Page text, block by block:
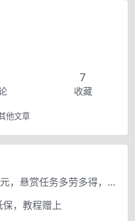
7
收藏
他文章
赏帮赚悬赏奖励到账200元，悬赏任务多劳多得，人人可做。
，教程赠上